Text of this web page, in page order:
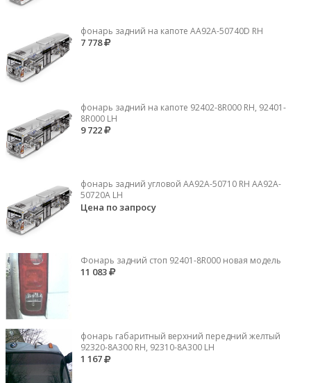
фонарь задний на капоте AA92A-50740D RH
7 778
фонарь задний на капоте 92402-8R000 RH, 92401-
8R000 LH
9 722
фонарь задний угловой AA92A-50710 RH AA92A-
50720A LH
Цена по запросу
Фонарь задний стоп 92401-8R000 новая модель
11 083
фонарь габаритный верхний передний желтый
92320-8A300 RH, 92310-8А300 LH
1 167